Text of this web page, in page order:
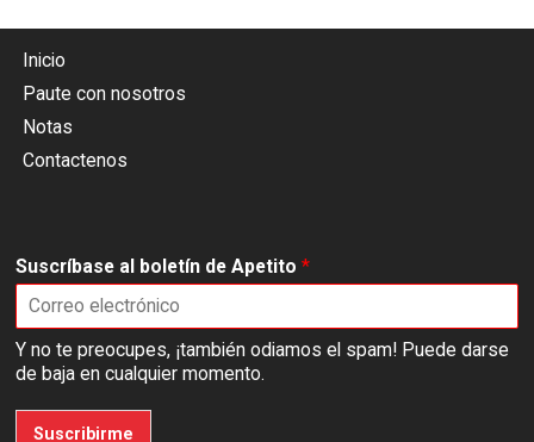
Inicio
Paute con nosotros
Notas
Contactenos
Suscríbase al boletín de Apetito *
Y no te preocupes, ¡también odiamos el spam! Puede darse
de baja en cualquier momento.
Suscribirme